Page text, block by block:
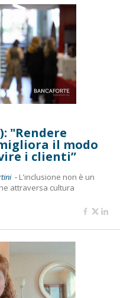
"Rendere
il modo
i clienti”
- L'inclusione non è un
attraversa cultura